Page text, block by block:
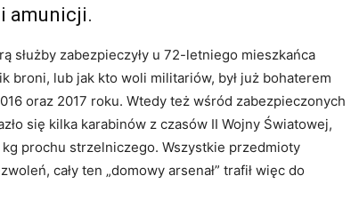
amunicji.
służby zabezpieczyły u 72-letniego mieszkańca
broni, lub jak kto woli militariów, był już bohaterem
oraz 2017 roku. Wtedy też wśród zabezpieczonych
się kilka karabinów z czasów II Wojny Światowej,
prochu strzelniczego. Wszystkie przedmioty
cały ten „domowy arsenał” trafił więc do